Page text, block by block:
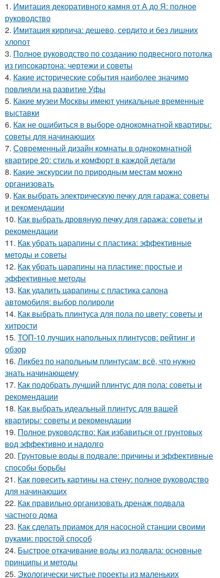
1. Имитация декоративного камня от А до Я: полное
руководство
2. Имитация кирпича: дешево, сердито и без лишних
хлопот
3. Полное руководство по созданию подвесного потолка
из гипсокартона: чертежи и советы
4. Какие исторические события наиболее значимо
повлияли на развитие Уфы
5. Какие музеи Москвы имеют уникальные временные
выставки
6. Как не ошибиться в выборе однокомнатной квартиры:
советы для начинающих
7. Современный дизайн комнаты в однокомнатной
квартире 20: стиль и комфорт в каждой детали
8. Какие экскурсии по природным местам можно
организовать
9. Как выбрать электрическую печку для гаража: советы
и рекомендации
10. Как выбрать дровяную печку для гаража: советы и
рекомендации
11. Как убрать царапины с пластика: эффективные
методы и советы
12. Как убрать царапины на пластике: простые и
эффективные методы
13. Как удалить царапины с пластика салона
автомобиля: выбор полироли
14. Как выбрать плинтуса для пола по цвету: советы и
хитрости
15. ТОП-10 лучших напольных плинтусов: рейтинг и
обзор
16. Ликбез по напольным плинтусам: всё, что нужно
знать начинающему
17. Как подобрать лучший плинтус для пола: советы и
рекомендации
18. Как выбрать идеальный плинтус для вашей
квартиры: советы и рекомендации
19. Полное руководство: Как избавиться от грунтовых
вод эффективно и надолго
20. Грунтовые воды в подвале: причины и эффективные
способы борьбы
21. Как повесить картины на стену: полное руководство
для начинающих
22. Как правильно организовать дренаж подвала
частного дома
23. Как сделать приамок для насосной станции своими
руками: простой способ
24. Быстрое откачивание воды из подвала: основные
принципы и методы
25. Экологически чистые проекты из маленьких